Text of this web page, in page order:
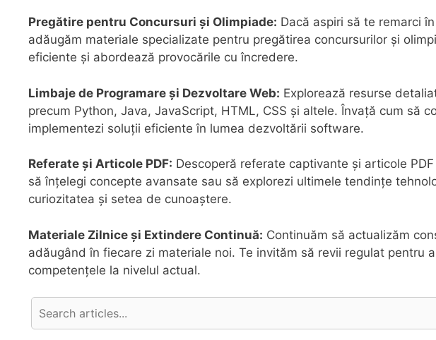
Pregătire pentru Concursuri și Olimpiade: Dacă aspiri să te remarci
adăugăm materiale specializate pentru pregătirea concursurilor și
eficiente și abordează provocările cu încredere.
Limbaje de Programare și Dezvoltare Web: Explorează resurse
precum Python, Java, JavaScript, HTML, CSS și altele. Învață cum să
implementezi soluții eficiente în lumea dezvoltării software.
Referate și Articole PDF: Descoperă referate captivante și articole
să înțelegi concepte avansate sau să explorezi ultimele tendințe
curiozitatea și setea de cunoaștere.
Materiale Zilnice și Extindere Continuă: Continuăm să actualizăm
adăugând în fiecare zi materiale noi. Te invităm să revii regulat pentru
competențele la nivelul actual.